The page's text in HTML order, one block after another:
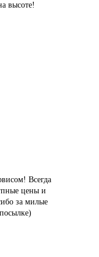
высоте!
Всегда
цены и
за милые